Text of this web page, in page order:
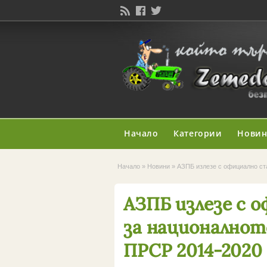
Начало Категории
Начало » Новини » АЗПБ излезе с официално
АЗПБ излезе с
за
ПРСР 2014-2020